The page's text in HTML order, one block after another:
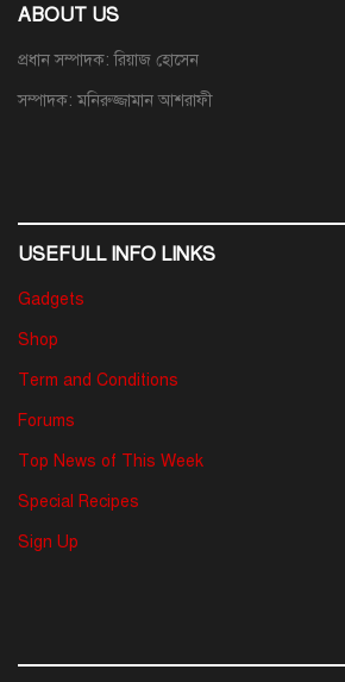
ABOUT US
প্রধান সম্পাদক: রিয়াজ হোসেন
সম্পাদক: মনিরুজ্জামান আশরাফী
USEFULL INFO LINKS
Gadgets
Shop
Term and Conditions
Forums
Top News of This Week
Special Recipes
Sign Up